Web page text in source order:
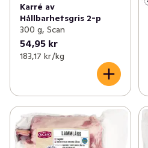
Karré av
Hållbarhetsgris 2-p
300 g, Scan
54,95 kr
183,17 kr /kg